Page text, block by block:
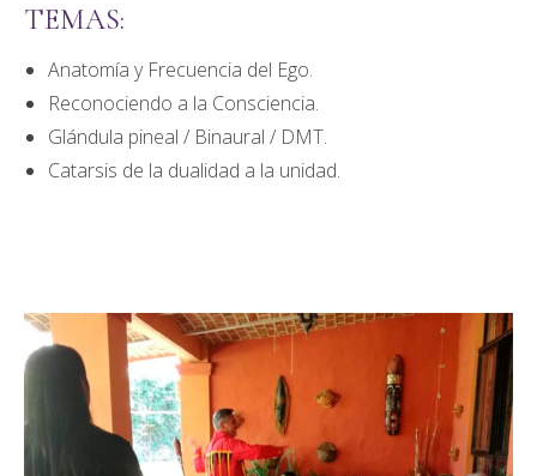
TEMAS:
Anatomía y Frecuencia del Ego.
Reconociendo a la Consciencia.
Glándula pineal / Binaural / DMT.
Catarsis de la dualidad a la unidad.